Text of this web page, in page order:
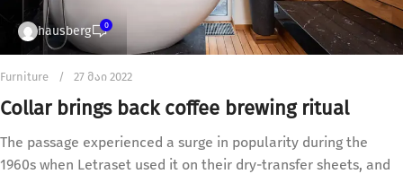
hausberg 0
Furniture 27 მაი 2022
Collar brings back coffee brewing ritual
The passage experienced a surge in popularity during the
1960s when Letraset used it on their dry-transfer sheets, and